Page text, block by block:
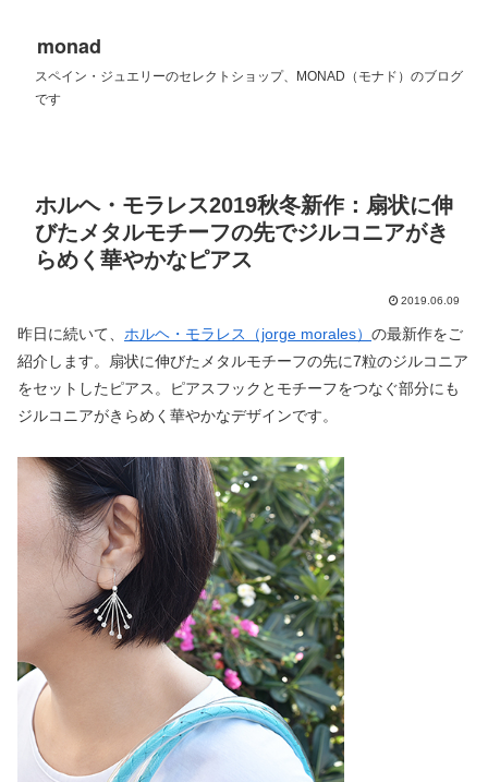
monad
スペイン・ジュエリーのセレクトショップ、MONAD（モナド）のブログ
です
ホルヘ・モラレス2019秋冬新作：扇状に伸
びたメタルモチーフの先でジルコニアがき
らめく華やかなピアス
2019.06.09
昨日に続いて、 ホルヘ・モラレス（jorge morales） の最新作をご
紹介します。扇状に伸びたメタルモチーフの先に7粒のジルコニア
をセットしたピアス。ピアスフックとモチーフをつなぐ部分にも
ジルコニアがきらめく華やかなデザインです。